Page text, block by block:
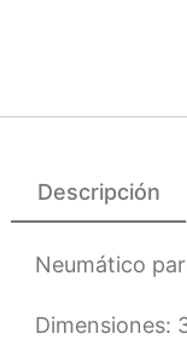
Descripción
Neumático
Dimensiones: